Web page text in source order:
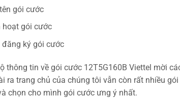
gói cước
hoạt gói cước
ký gói cước
thông tin về gói cước 12T5G160B Viettel mời
ra trang chủ của chúng tôi vẫn còn rất nhiều
chọn cho mình gói cước ưng ý nhất.